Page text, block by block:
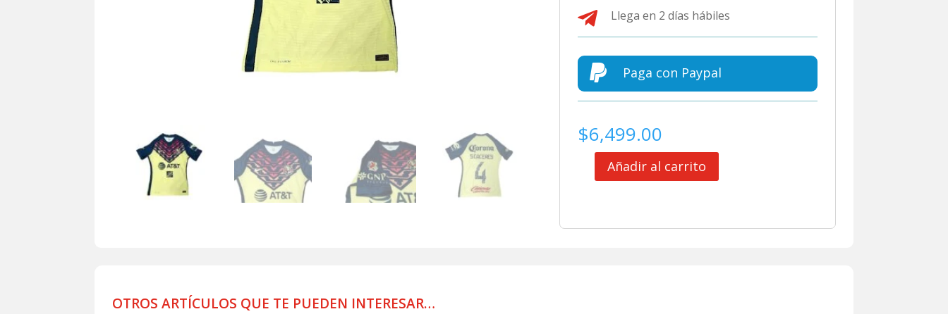
 Llega en 2 días hábiles
 Paga con Paypal
$6,499.00
Añadir al carrito
OTROS ARTÍCULOS QUE TE PUEDEN INTERESAR…